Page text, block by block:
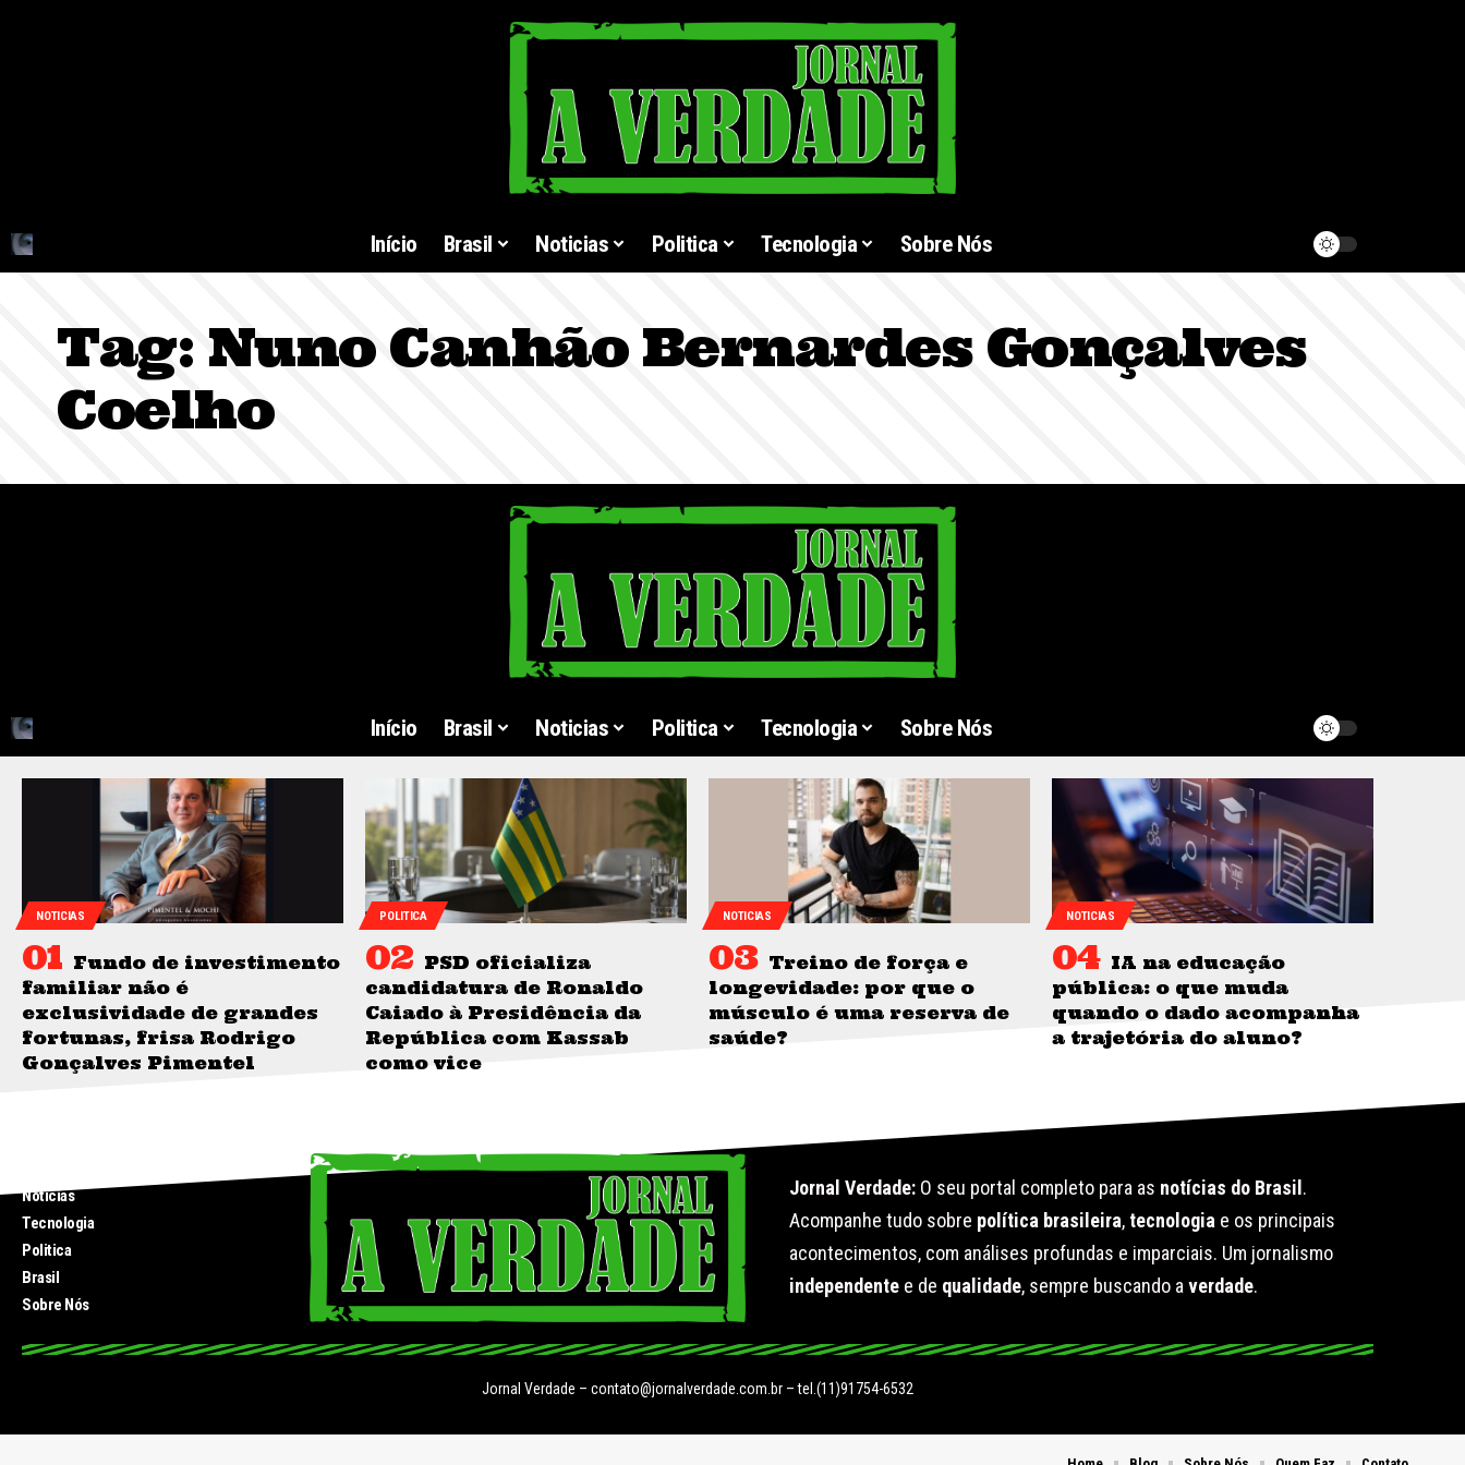
Início Brasil Noticias Politica Tecnologia Sobre Nós
Tag: Nuno Canhão Bernardes Gonçalves
Coelho
Início Brasil Noticias Politica Tecnologia Sobre Nós
NOTICIAS
Fundo de investimento
familiar não é
exclusividade de grandes
fortunas, frisa Rodrigo
Gonçalves Pimentel
POLITICA
PSD oficializa
candidatura de Ronaldo
Caiado à Presidência da
República com Kassab
como vice
NOTICIAS
Treino de força e
longevidade: por que o
músculo é uma reserva de
saúde?
NOTICIAS
IA na educação
pública: o que muda
quando o dado acompanha
a trajetória do aluno?
Noticias
Tecnologia
Politica
Brasil
Sobre Nós
Jornal Verdade: O seu portal completo para as notícias do Brasil .
Acompanhe tudo sobre política brasileira,tecnologia e os principais
acontecimentos, com análises profundas e imparciais. Um jornalismo
independente e de qualidade, sempre buscando averdade.
Jornal Verdade – contato@jornalverdade.com.br – tel.(11)91754-6532